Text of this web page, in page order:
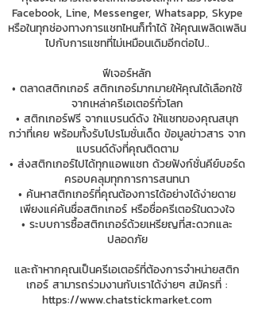
Facebook, Line, Messenger, Whatsapp, Skype
หรือในทุกช่องทางการแชทไหนก็ทำได้ ให้คุณเพลิดเพลิน
ไปกับการแชทที่ไม่เหมือนเดิมอีกต่อไป..
ฟีเจอร์หลัก
• ตลาดสติกเกอร์ สติกเกอร์มากมายให้คุณได้เลือกใช้
จากเหล่าครีเอเตอร์ทั่วโลก
• สติกเกอร์ฟรี จากแบรนด์ดัง ให้แชทของคุณสนุก
กว่าที่เคย พร้อมทั้งรับโปรโมชั่นเด็ด ข้อมูลข่าวสาร จาก
แบรนด์ดังที่คุณติดตาม
• ส่งสติกเกอร์ไปได้ทุกแอพแชท ด้วยฟังก์ชั่นคีย์บอร์ด
ครอบคลุมทุกการการสนทนา
• ค้นหาสติกเกอร์ที่คุณต้องการได้อย่างได้ง่ายดาย
เพียงแค่ค้นชื่อสติกเกอร์ หรือชื่อครีเตอร์ในดวงใจ
• ระบบการซื้อสติกเกอร์ด้วยเหรียญที่สะดวกและ
ปลอดภัย
และถ้าหากคุณเป็นครีเอเตอร์ที่ต้องการจำหน่ายสติก
เกอร์ สามารถร่วมงานกับเราได้ง่ายๆ สมัครที่ :
https://www.chatstickmarket.com